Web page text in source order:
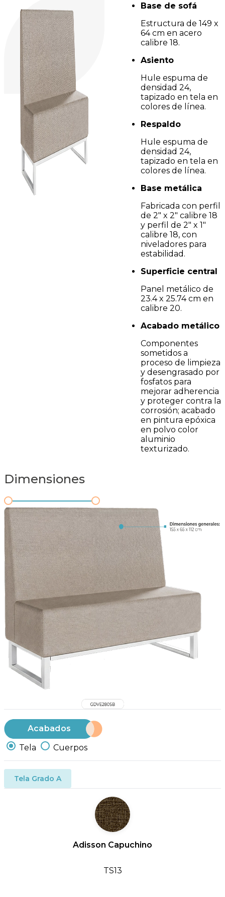
Base de sofá
Estructura de 149 x
64 cm en acero
calibre 18.
Asiento
Hule espuma de
densidad 24,
tapizado en tela en
colores de línea.
Respaldo
Hule espuma de
densidad 24,
tapizado en tela en
colores de línea.
Base metálica
Fabricada con perfil
de 2" x 2" calibre 18
y perfil de 2" x 1"
calibre 18, con
niveladores para
estabilidad.
Superficie central
Panel metálico de
23.4 x 25.74 cm en
calibre 20.
Acabado metálico
Componentes
sometidos a
proceso de limpieza
y desengrasado por
fosfatos para
mejorar adherencia
y proteger contra la
corrosión; acabado
en pintura epóxica
en polvo color
aluminio
texturizado.
Dimensiones
Acabados
Tela
Cuerpos
Tela Grado A
Adisson Capuchino
TS13